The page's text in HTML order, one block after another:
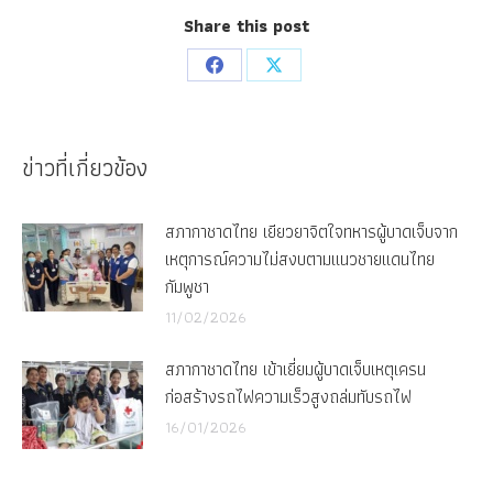
Share this post
Share
Share
ข่าวที่เกี่ยวข้อง
สภากาชาดไทย เยียวยาจิตใจทหารผู้บาดเจ็บจาก
เหตุการณ์ความไม่สงบตามแนวชายแดนไทย
กัมพูชา
11/02/2026
สภากาชาดไทย เข้าเยี่ยมผู้บาดเจ็บเหตุเครน
ก่อสร้างรถไฟความเร็วสูงถล่มทับรถไฟ
16/01/2026